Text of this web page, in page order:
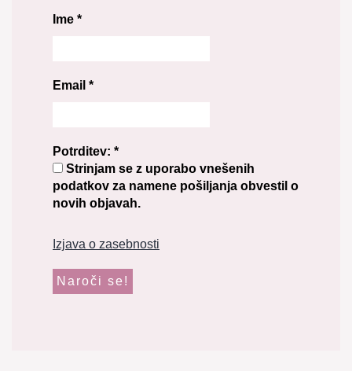
Ime *
Email *
Potrditev: *
Strinjam se z uporabo vnešenih
podatkov za namene pošiljanja obvestil o
novih objavah.
Izjava o zasebnosti